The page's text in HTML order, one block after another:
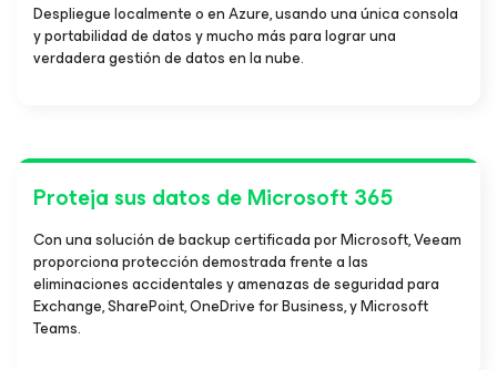
Despliegue localmente o en Azure, usando una única consola
y portabilidad de datos y mucho más para lograr una
verdadera gestión de datos en la nube.
Proteja sus datos de Microsoft 365
Con una solución de backup certificada por Microsoft, Veeam
proporciona protección demostrada frente a las
eliminaciones accidentales y amenazas de seguridad para
Exchange, SharePoint, OneDrive for Business, y Microsoft
Teams.